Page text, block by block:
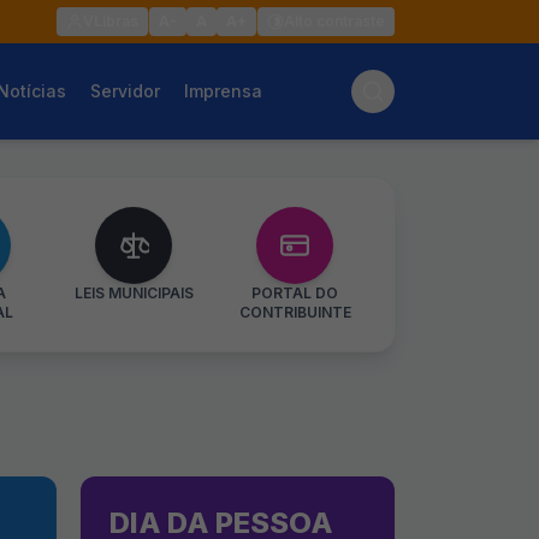
Servidor Imprensa
LEIS MUNICIPAIS
PORTAL DO
CONTRIBUINTE
DIA DA PESSOA